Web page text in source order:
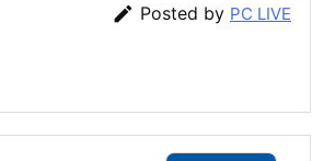
 Posted by PC LIVE